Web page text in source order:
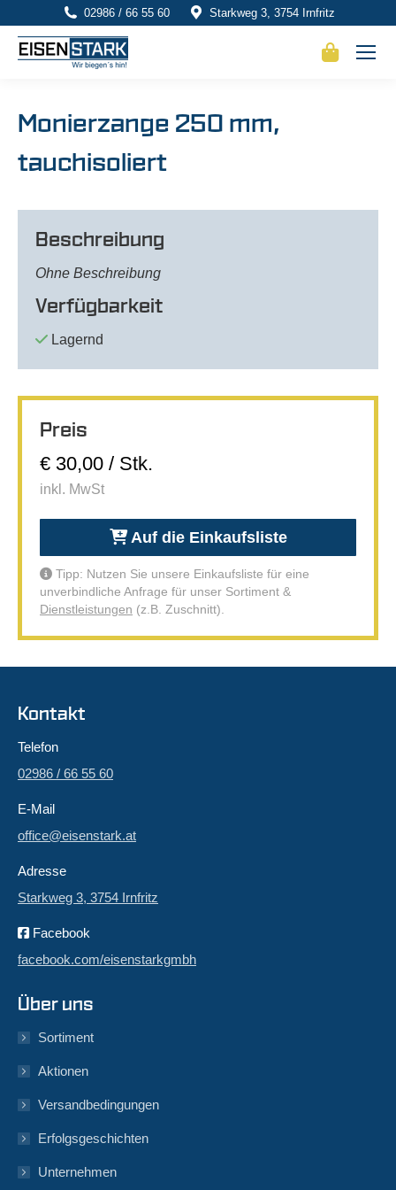
02986 / 66 55 60 Starkweg 3, 3754 Irnfritz
Monierzange 250 mm,
tauchisoliert
Beschreibung
Ohne Beschreibung
Verfügbarkeit
Lagernd
Preis
€ 30,00 / Stk.
inkl. MwSt
Auf die Einkaufsliste
Tipp: Nutzen Sie unsere Einkaufsliste für eine
unverbindliche Anfrage für unser Sortiment &
Dienstleistungen (z.B. Zuschnitt).
Kontakt
Telefon
02986 / 66 55 60
E-Mail
office@eisenstark.at
Adresse
Starkweg 3, 3754 Irnfritz
Facebook
facebook.com/eisenstarkgmbh
Über uns
Sortiment
Aktionen
Versandbedingungen
Erfolgsgeschichten
Unternehmen